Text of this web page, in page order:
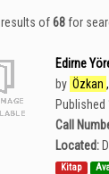
results of68for
Edirne
by Özkan ,
Published
Call
Located:
Kitap